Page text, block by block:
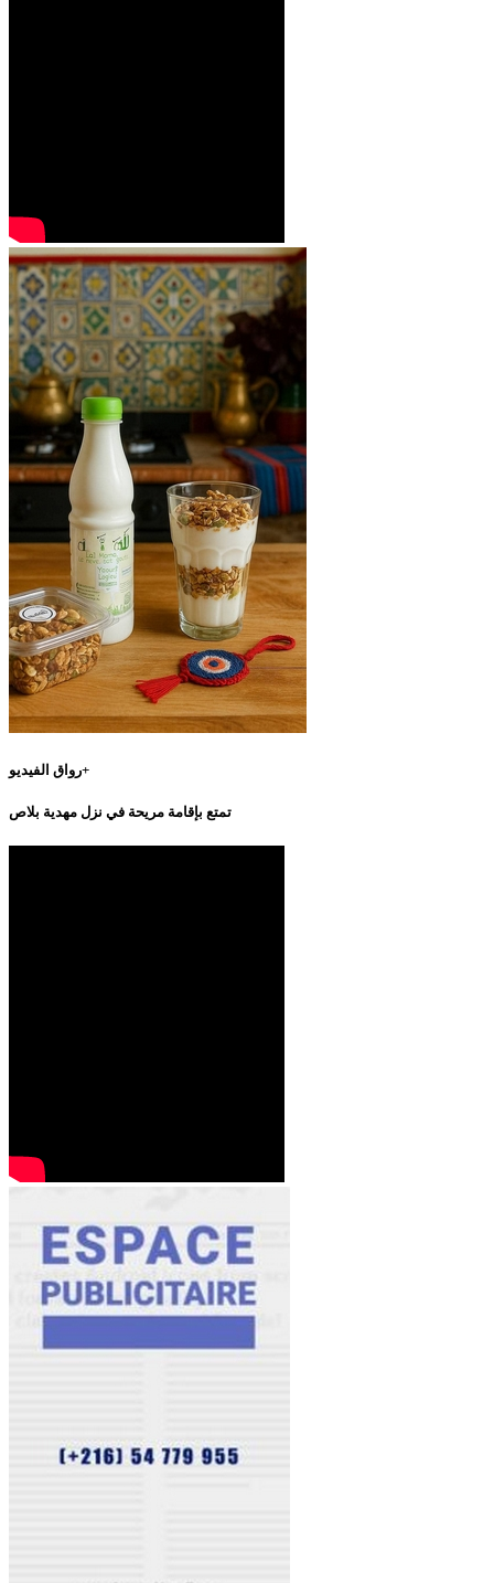
رواق الفيديو+
تمتع بإقامة مريحة في نزل مهدية بلاص